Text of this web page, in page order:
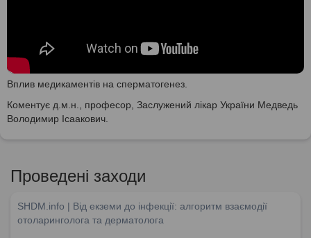
Вплив медикаментів на сперматогенез.
Коментує д.м.н., професор, Заслужений лікар України Медведь
Володимир Ісаакович.
Проведені заходи
SHDM.info | Від екземи до інфекції: алгоритм взаємодії
отоларинголога та дерматолога